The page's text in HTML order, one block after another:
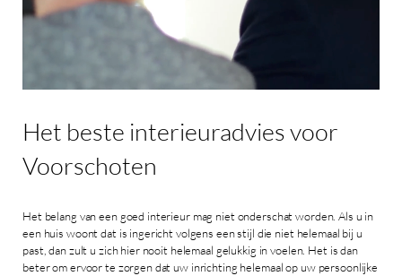
Het beste interieuradviesvoor
Voorschoten
Het belang van een goed interieur mag niet onderschat worden. Als u in
een huis woont dat is ingericht volgens een stijl die niet helemaal bij u
past, dan zult u zich hier nooit helemaal gelukkig in voelen. Het is dan
beter om ervoor te zorgen dat uw inrichting helemaal op uw persoonlijke